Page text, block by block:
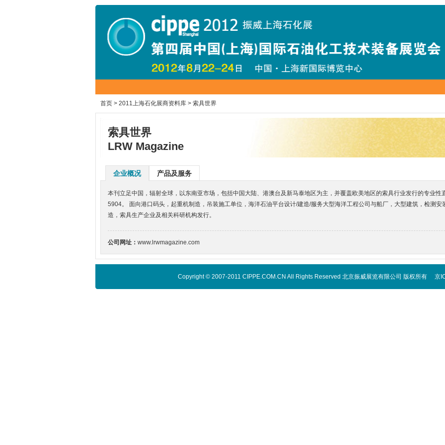
首页 > 2011上海石化展商资料库 > 索具世界
索具世界
LRW Magazine
企业概况 产品及服务
本刊立足中国，辐射全球，以东南亚市场，包括中国大陆、港澳台及新马泰地区为主，并覆盖欧美地区的索具行业发行的专业
5904。 面向港口码头，起重机制造，吊装施工单位，海洋石油平台设计/建造/服务大型海洋工程公司与船厂，大型建筑，检测安
造，索具生产企业及相关科研机构发行。
公司网址： www.lrwmagazine.com
Copyright © 2007-2011 CIPPE.COM.CN All Rights Reserved 北京振威展览有限公司 版权所有 京